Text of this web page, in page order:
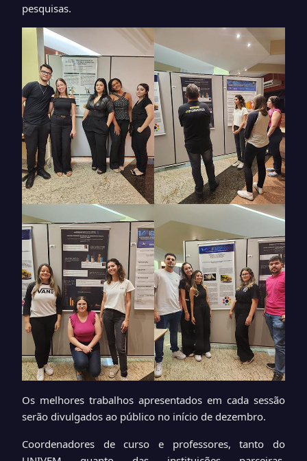
pesquisas.
Os melhores trabalhos apresentados em cada sessão
serão divulgados ao público no início de dezembro.
Coordenadores de curso e professores, tanto do